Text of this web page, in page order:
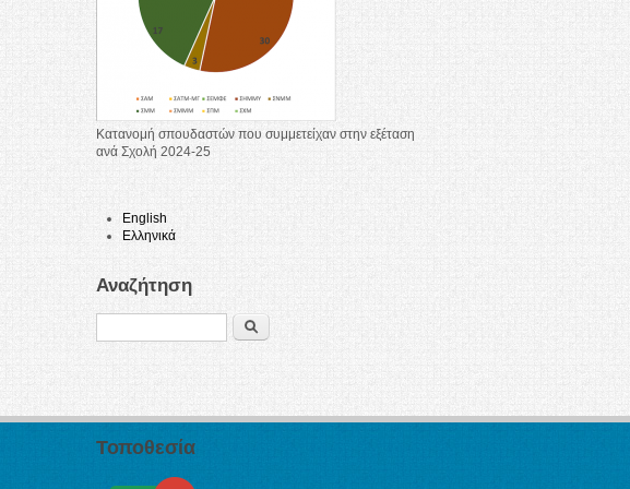
Κατανομή σπουδαστών που συμμετείχαν στην εξέταση
ανά Σχολή 2024-25
English
Ελληνικά
Αναζήτηση
Search
Τοποθεσία